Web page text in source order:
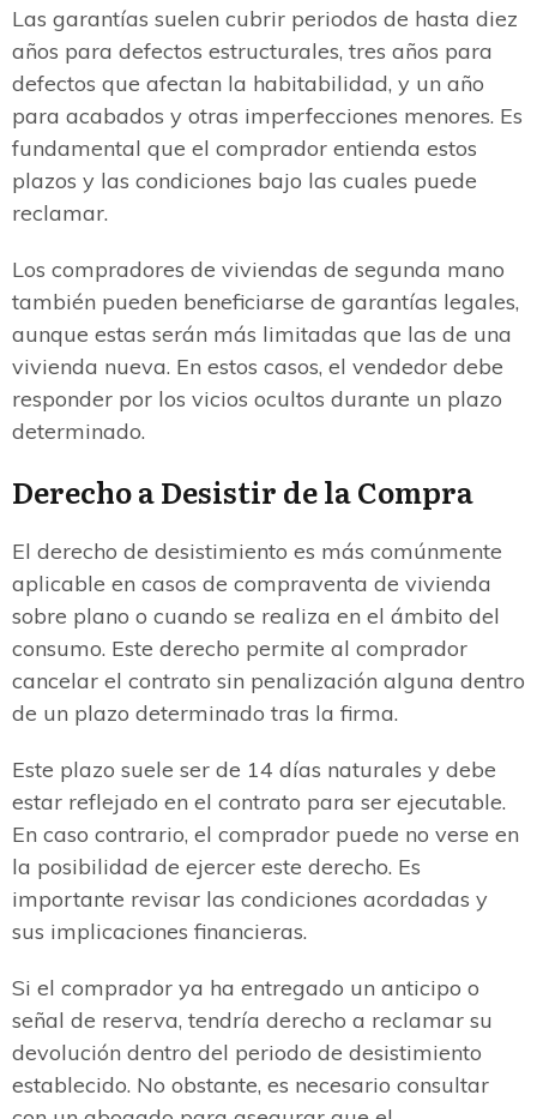
Las garantías suelen cubrir periodos de hasta diez
años para defectos estructurales, tres años para
defectos que afectan la habitabilidad, y un año
para acabados y otras imperfecciones menores. Es
fundamental que el comprador entienda estos
plazos y las condiciones bajo las cuales puede
reclamar.
Los compradores de viviendas de segunda mano
también pueden beneficiarse de garantías legales,
aunque estas serán más limitadas que las de una
vivienda nueva. En estos casos, el vendedor debe
responder por los vicios ocultos durante un plazo
determinado.
Derecho a Desistir de la Compra
El derecho de desistimiento es más comúnmente
aplicable en casos de compraventa de vivienda
sobre plano o cuando se realiza en el ámbito del
consumo. Este derecho permite al comprador
cancelar el contrato sin penalización alguna dentro
de un plazo determinado tras la firma.
Este plazo suele ser de 14 días naturales y debe
estar reflejado en el contrato para ser ejecutable.
En caso contrario, el comprador puede no verse en
la posibilidad de ejercer este derecho. Es
importante revisar las condiciones acordadas y
sus implicaciones financieras.
Si el comprador ya ha entregado un anticipo o
señal de reserva, tendría derecho a reclamar su
devolución dentro del periodo de desistimiento
establecido. No obstante, es necesario consultar